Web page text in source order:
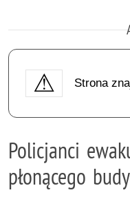
Strona
Policjanci
płonącego